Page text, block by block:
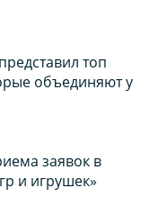
топ
объединяют у
заявок в
и игрушек»